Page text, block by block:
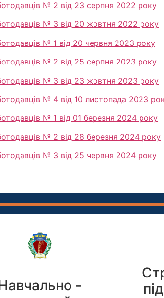
№ 2 від 23 серпня 2022 року
№ 3 від 20 жовтня 2022 року
№ 1 від 20 червня 2023 року
№ 2 від 25 серпня 2023 року
№ 3 від 23 жовтня 2023 року
№ 4 від 10 листопада 2023
№ 1 від 01 березня 2024 року
№ 2 від 28 березня 2024 року
№ 3 від 25 червня 2024 року
-